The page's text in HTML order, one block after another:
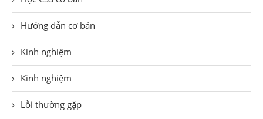
Hướng dẫn cơ bản
Kinh nghiệm
Kinh nghiệm
Lỗi thường gặp